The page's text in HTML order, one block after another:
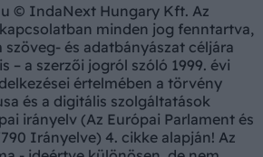
© IndaNext Hungary Kft. Az
minden jog fenntartva,
és adatbányászat céljára
– a szerzői jogról szóló 1999. évi
értelmében a törvény
és a digitális szolgáltatások
irányelv (Az Európai Parlament és
Irányelve) 4. cikke alapján! Az